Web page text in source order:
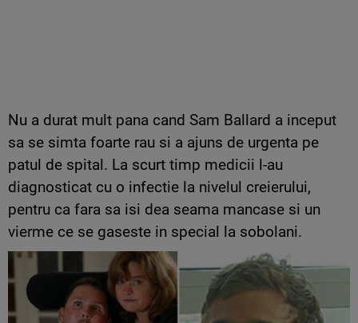
Nu a durat mult pana cand Sam Ballard a inceput
sa se simta foarte rau si a ajuns de urgenta pe
patul de spital. La scurt timp medicii l-au
diagnosticat cu o infectie la nivelul creierului,
pentru ca fara sa isi dea seama mancase si un
vierme ce se gaseste in special la sobolani.